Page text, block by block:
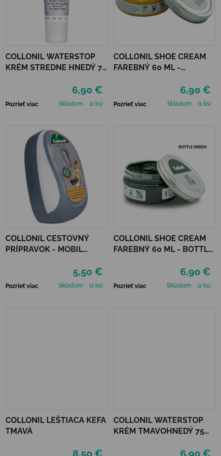
COLLONIL WATERSTOP
KRÉM STREDNE HNEDÝ 75
6,90 €
Pozrieť viac Skladom (2 ks)
COLLONIL SHOE CREAM
FAREBNÝ 60 ML -
6,90 €
Pozrieť viac Skladom (1 ks)
COLLONIL CESTOVNÝ
PRÍPRAVOK - MOBIL
5,50 €
Pozrieť viac Skladom (2 ks)
COLLONIL SHOE CREAM
FAREBNÝ 60 ML - BOTTLE
6,90 €
Pozrieť viac Skladom (2 ks)
COLLONIL LEŠTIACA KEFA
TMAVÁ
8,50 €
COLLONIL WATERSTOP
KRÉM TMAVOHNEDÝ 75
6,90 €